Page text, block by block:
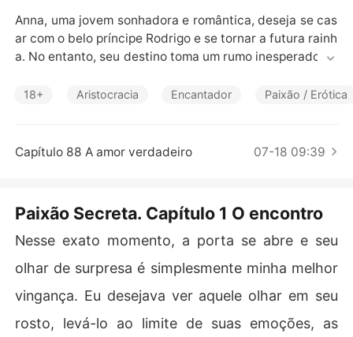
Contos Curtos
Anna, uma jovem sonhadora e romântica, deseja se cas
ar com o belo príncipe Rodrigo e se tornar a futura rainh
a. No entanto, seu destino toma um rumo inesperado qu
Rodrigo, tira dela a chance de se casar com o amor de
cide que Elisa, a irmã mais nova de Anna, deve ser esco
ente ao montar em um cavalo.
É então que a lealdade e o amor fraterno de Anna são p
a enfrenta uma encruzilhada emocional entre seus sent
imentos pelo príncipe Rodrigo e seu dever de proteger
Ao mergulhar nessa situação complexa, Anna é forçada
18+ Aristocracia Encantador Paixão / Erótica
Capítulo 88 A amor verdadeiro 07-18 09:39
Paixão Secreta. Capítulo 1 O encontro
Nesse exato momento, a porta se abre e seu
olhar de surpresa é simplesmente minha melhor
vingança. Eu desejava ver aquele olhar em seu
rosto, levá-lo ao limite de suas emoções, as